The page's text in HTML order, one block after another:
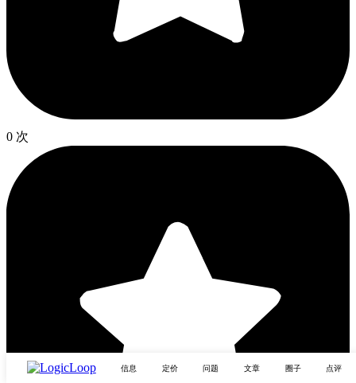
0 次
信息 定价 问题 文章 圈子 点评